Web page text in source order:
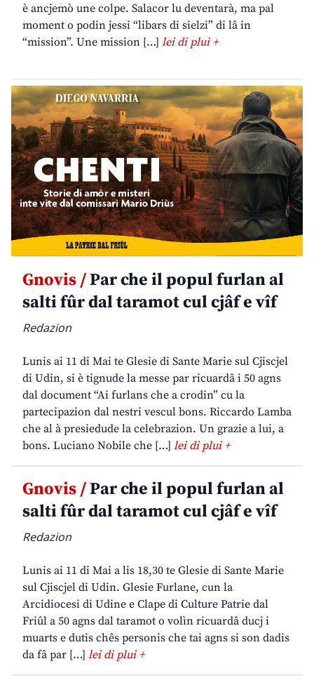
è ancjemò une colpe. Salacor lu deventarà, ma pal
moment o podin jessi “libars di sielzi” di lâ in
“mission”. Une mission […] lei di plui +
Gnovis /Par che il popul furlan al
salti fûr dal taramot cul cjâf e vîf
Redazion
Lunis ai 11 di Mai te Glesie di Sante Marie sul Cjiscjel
di Udin, si è tignude la messe par ricuardâ i 50 agns
dal document “Ai furlans che a crodin” cu la
partecipazion dal nestri vescul bons. Riccardo Lamba
che al à presiedude la celebrazion. Un grazie a lui, a
bons. Luciano Nobile che […] lei di plui +
Gnovis /Par che il popul furlan al
salti fûr dal taramot cul cjâf e vîf
Redazion
Lunis ai 11 di Mai a lis 18,30 te Glesie di Sante Marie
sul Cjiscjel di Udin. Glesie Furlane, cun la
Arcidiocesi di Udine e Clape di Culture Patrie dal
Friûl a 50 agns dal taramot o volìn ricuardâ ducj i
muarts e dutis chês personis che tai agns si son dadis
da fâ par […] lei di plui +